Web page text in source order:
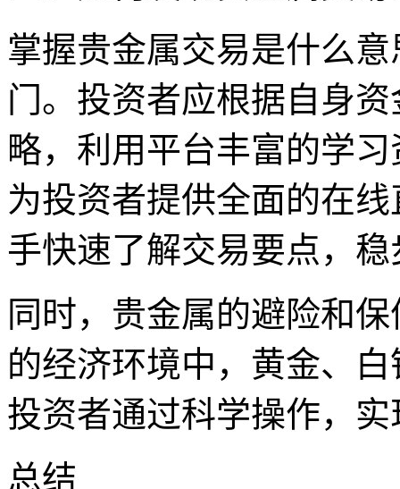
掌握贵金属交易是什么
门。投资者应根据自身
略，利用平台丰富的学
为投资者提供全面的在
手快速了解交易要点，
同时，贵金属的避险和
的经济环境中，黄金、
投资者通过科学操作，
总结